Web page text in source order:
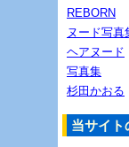
REBORN
ヌード写真
ヘアヌード
写真集
杉田かおる
当サイト